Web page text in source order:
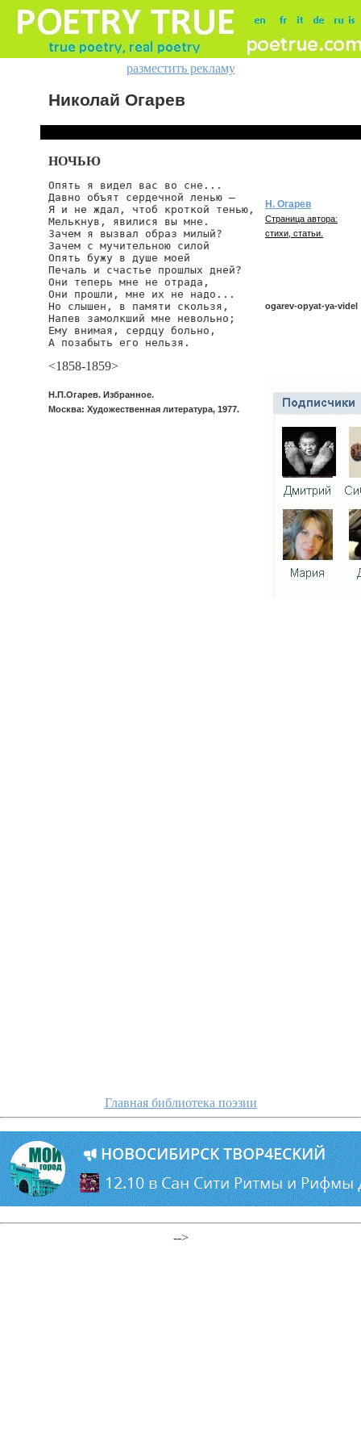
разместить рекламу
Николай Огарев
НОЧЬЮ
Опять я видел вас во сне...
Давно объят сердечной ленью —
Я и не ждал, чтоб кроткой тенью,
Мелькнув, явилися вы мне.
Зачем я вызвал образ милый?
Зачем с мучительною силой
Опять бужу в душе моей
Печаль и счастье прошлых дней?
Они теперь мне не отрада,
Они прошли, мне их не надо...
Но слышен, в памяти скользя,
Напев замолкший мне невольно;
Ему внимая, сердцу больно,
А позабыть его нельзя.
<1858-1859>
Н.П.Огарев. Избранное.
Москва: Художественная литература, 1977.
Н. Огарев
Страница автора:
стихи, статьи.
ogarev-opyat-ya-videl
Главная библиотека поэзии
-->